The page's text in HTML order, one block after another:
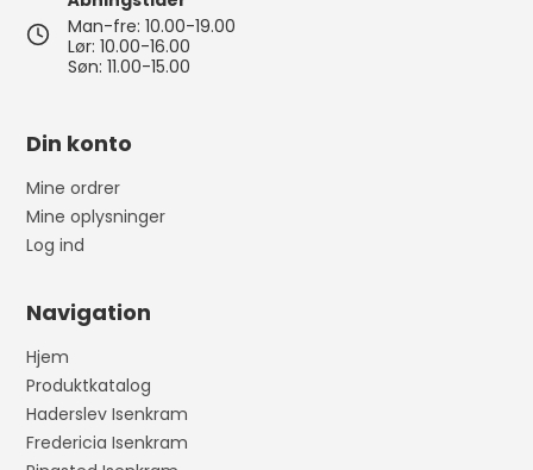
Man-fre: 10.00-19.00
Lør: 10.00-16.00
Søn: 11.00-15.00
Din konto
Mine ordrer
Mine oplysninger
Log ind
Navigation
Hjem
Produktkatalog
Haderslev Isenkram
Fredericia Isenkram